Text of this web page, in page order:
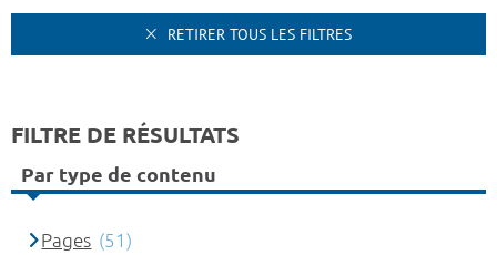
RETIRER TOUS LES FILTRES
FILTRE DE RÉSULTATS
Par type de contenu
Pages (51)